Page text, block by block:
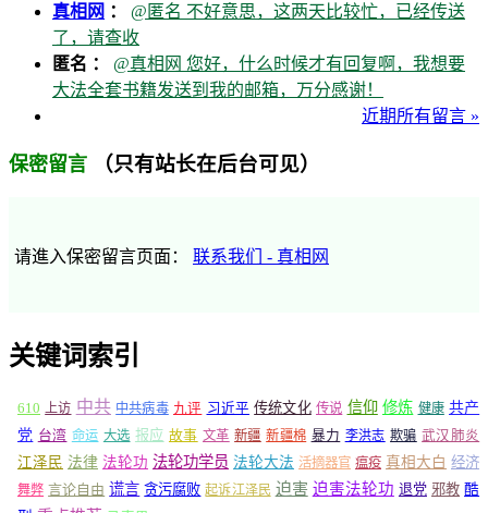
真相网 ： @匿名 不好意思，这两天比较忙，已经传送
了，请查收
匿名 ： @真相网 您好，什么时候才有回复啊，我想要
大法全套书籍发送到我的邮箱，万分感谢！
近期所有留言 »
保密留言 （只有站长在后台可见）
请進入保密留言页面： 联系我们 - 真相网
关键词索引
610 上访 中共 中共病毒 九评 习近平 传统文化 传说 信仰 修炼 健康 共产
党 台湾 命运 大选 报应 故事 文革 新疆 新疆棉 暴力 李洪志 欺骗 武汉肺炎
江泽民 法律 法轮功 法轮功学员 法轮大法 活摘器官 瘟疫 真相大白 经济
舞弊 言论自由 谎言 贪污腐败 起诉江泽民 迫害 迫害法轮功 退党 邪教 酷